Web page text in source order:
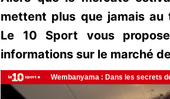
mettent plus que jamais
Le 10 Sport vous
informations sur le marché